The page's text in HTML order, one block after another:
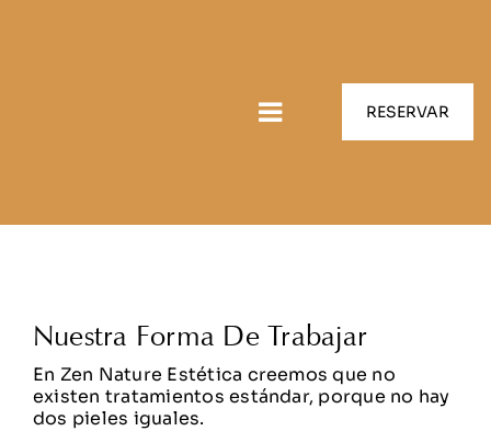
Toggle
Servicios
RESERVAR
Nuestra Forma De Trabajar
En Zen Nature Estética creemos que no
existen tratamientos estándar, porque no hay
dos pieles iguales.